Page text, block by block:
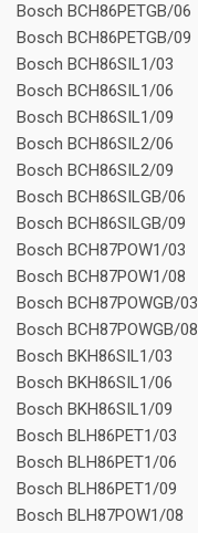
Bosch BCH86PETGB/06
Bosch BCH86PETGB/09
Bosch BCH86SIL1/03
Bosch BCH86SIL1/06
Bosch BCH86SIL1/09
Bosch BCH86SIL2/06
Bosch BCH86SIL2/09
Bosch BCH86SILGB/06
Bosch BCH86SILGB/09
Bosch BCH87POW1/03
Bosch BCH87POW1/08
Bosch BCH87POWGB/03
Bosch BCH87POWGB/08
Bosch BKH86SIL1/03
Bosch BKH86SIL1/06
Bosch BKH86SIL1/09
Bosch BLH86PET1/03
Bosch BLH86PET1/06
Bosch BLH86PET1/09
Bosch BLH87POW1/08